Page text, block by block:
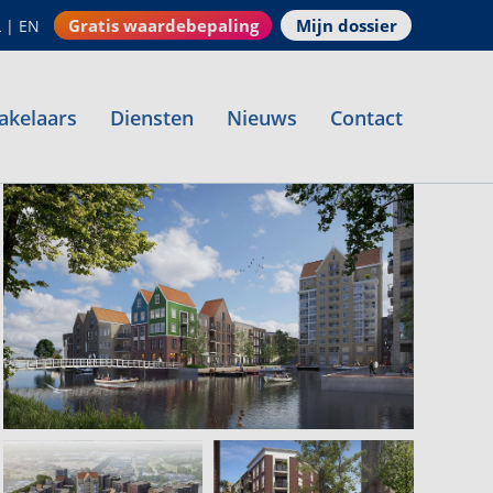
| EN Gratis waardebepaling Mijn dossier
Diensten Nieuws Contact